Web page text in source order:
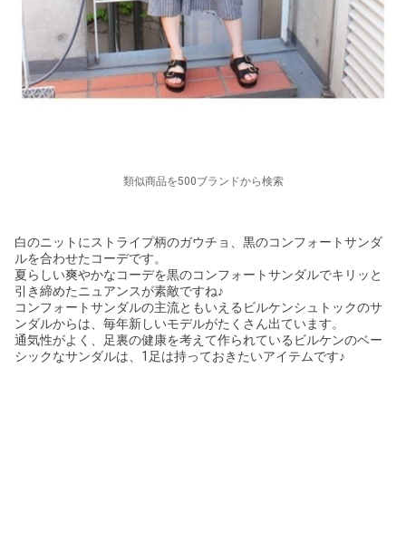
類似商品を500ブランドから検索
白のニットにストライプ柄のガウチョ、黒のコンフォートサンダ
ルを合わせたコーデです。
夏らしい爽やかなコーデを黒のコンフォートサンダルでキリッと
引き締めたニュアンスが素敵ですね♪
コンフォートサンダルの主流ともいえるビルケンシュトックのサ
ンダルからは、毎年新しいモデルがたくさん出ています。
通気性がよく、足裏の健康を考えて作られているビルケンのベー
シックなサンダルは、1足は持っておきたいアイテムです♪